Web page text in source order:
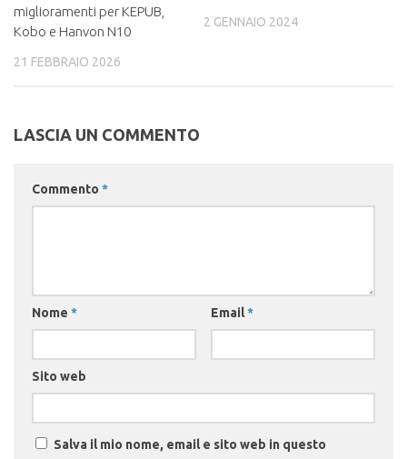
miglioramenti per KEPUB,
Kobo e Hanvon N10
21 FEBBRAIO 2026
2 GENNAIO 2024
LASCIA UN COMMENTO
Commento *
Nome * Email*
Sito web
Salva il mio nome, email e sito web in questo